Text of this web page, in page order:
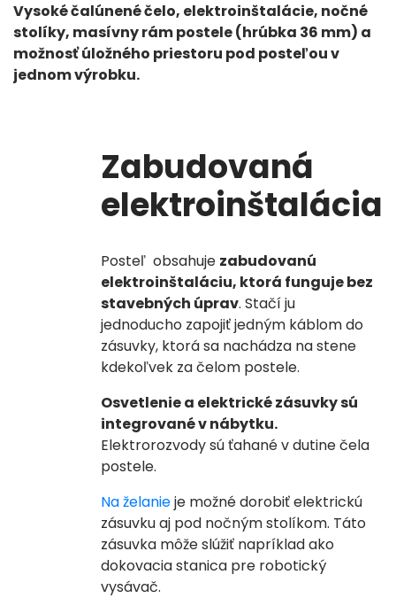
Vysoké čalúnené čelo, elektroinštalácie, nočné
stolíky, masívny rám postele (hrúbka 36 mm) a
možnosť úložného priestoru pod posteľou v
jednom výrobku.
Zabudovaná
elektroinštalácia
Posteľ obsahuje zabudovanú
elektroinštaláciu, ktorá funguje bez
stavebných úprav. Stačí ju
jednoducho zapojiť jedným káblom do
zásuvky, ktorá sa nachádza na stene
kdekoľvek za čelom postele.
Osvetlenie a elektrické zásuvky sú
integrované v nábytku.
Elektrorozvody sú ťahané v dutine čela
postele.
Na želanieje možné dorobiť elektrickú
zásuvku aj pod nočným stolíkom. Táto
zásuvka môže slúžiť napríklad ako
dokovacia stanica pre robotický
vysávač.